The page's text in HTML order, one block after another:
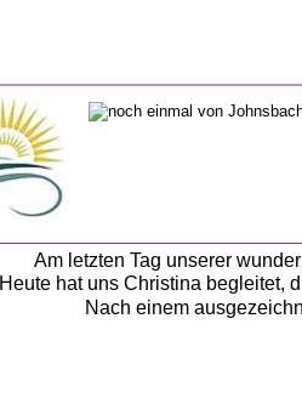
Am letzten Tag unserer
Heute hat uns Christina begleitet,
Nach einem